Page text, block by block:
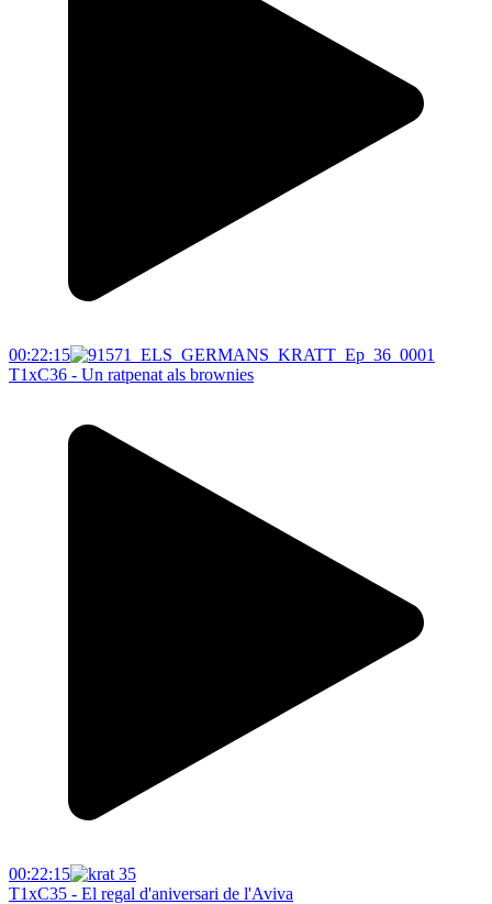
00:22:15
T1xC36 - Un ratpenat als brownies
00:22:15
T1xC35 - El regal d'aniversari de l'Aviva